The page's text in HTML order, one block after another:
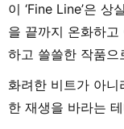
이 ‘Fine Line’은
을 끝까지 온화하
하고 쓸쓸한 작품으
화려한 비트가 아
한 재생을 바라는